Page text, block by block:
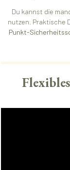
Du kannst die
nutzen. Praktische
Punkt-